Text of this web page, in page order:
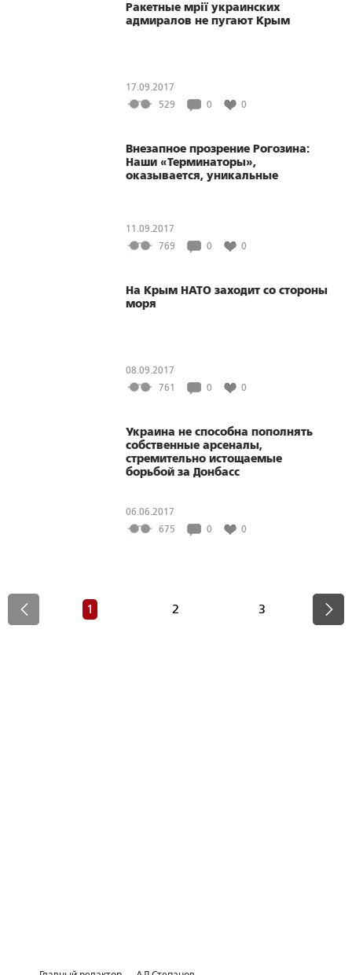
Ракетные мрії украинских
адмиралов не пугают Крым
17.09.2017
529
0 0
Внезапное прозрение Рогозина:
Наши «Терминаторы»,
оказывается, уникальные
11.09.2017
769
0 0
На Крым НАТО заходит со стороны
моря
08.09.2017
761
0 0
Украина не способна пополнять
собственные арсеналы,
стремительно истощаемые
борьбой за Донбасс
06.06.2017
675
0 0
1 2 3